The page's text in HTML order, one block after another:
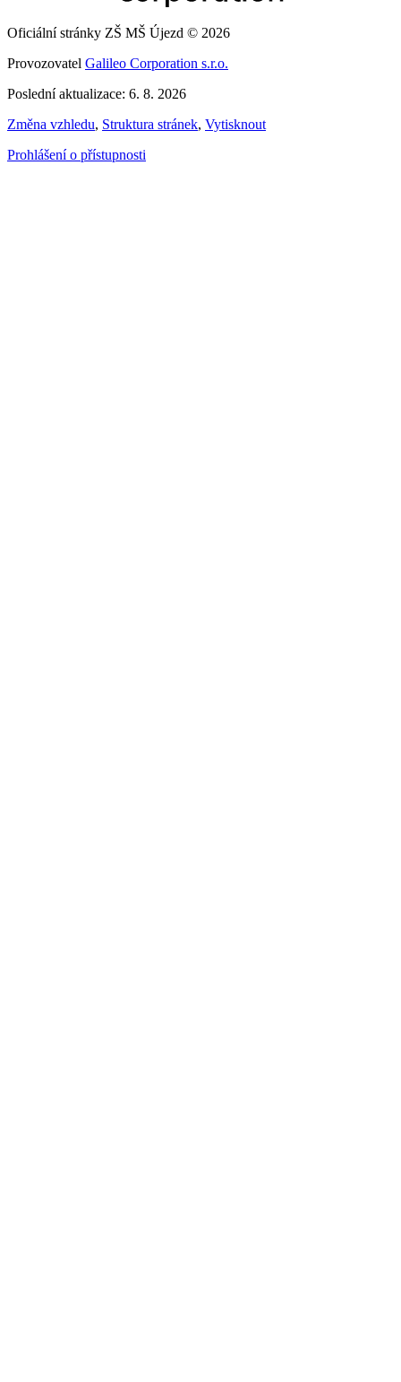
Oficiální stránky ZŠ MŠ Újezd © 2026
Provozovatel Galileo Corporation s.r.o.
Poslední aktualizace: 6. 8. 2026
Změna vzhledu, Struktura stránek, Vytisknout
Prohlášení o přístupnosti